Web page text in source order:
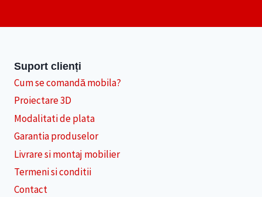
Suport clienți
Cum se comandă mobila?
Proiectare 3D
Modalitati de plata
Garantia produselor
Livrare si montaj mobilier
Termeni si conditii
Contact